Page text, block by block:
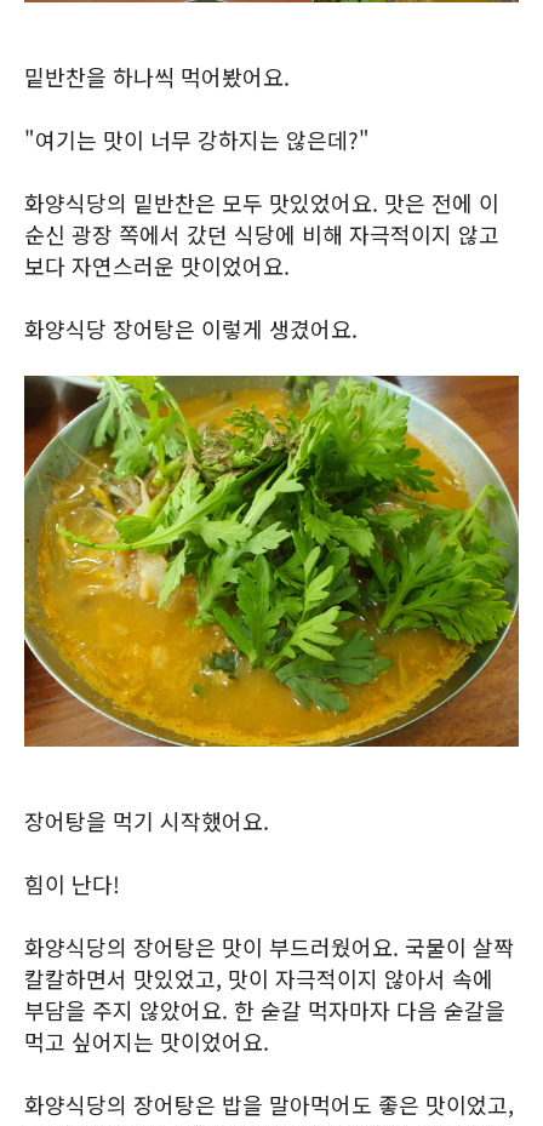
밑반찬을 하나씩 먹어봤어요.
"여기는 맛이 너무 강하지는 않은데?"
화양식당의 밑반찬은 모두 맛있었어요. 맛은 전에 이
순신 광장 쪽에서 갔던 식당에 비해 자극적이지 않고
보다 자연스러운 맛이었어요.
화양식당 장어탕은 이렇게 생겼어요.
장어탕을 먹기 시작했어요.
힘이 난다!
화양식당의 장어탕은 맛이 부드러웠어요. 국물이 살짝
칼칼하면서 맛있었고, 맛이 자극적이지 않아서 속에
부담을 주지 않았어요. 한 숟갈 먹자마자 다음 숟갈을
먹고 싶어지는 맛이었어요.
화양식당의 장어탕은 밥을 말아먹어도 좋은 맛이었고,